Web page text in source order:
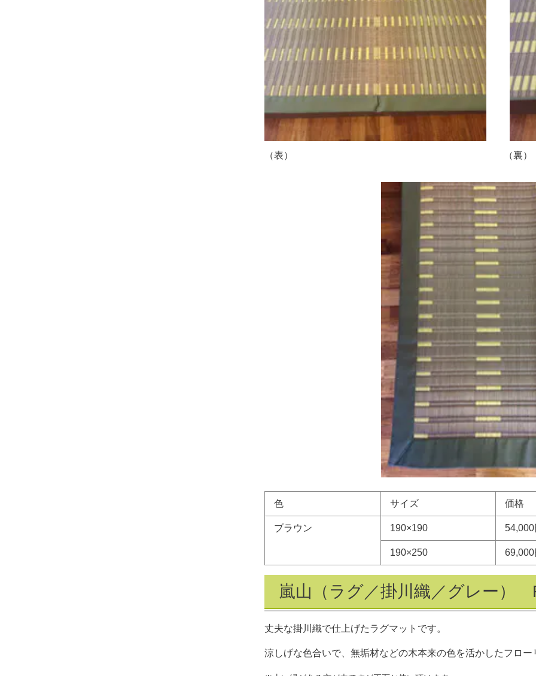
（表） （裏）
色 サイズ 価格
ブラウン 190×190 54,000
190×250 69,000
嵐山（ラグ／掛川織／グレー）
丈夫な掛川織で仕上げたラグマットです。
涼しげな色合いで、無垢材などの木本来の色を活かしたフロ